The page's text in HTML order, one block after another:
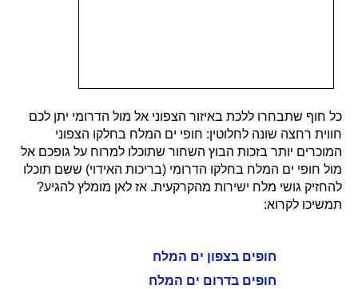
כל חוף שתבחרו ללכת באיזור הצפוני אל מול הדרומי יתן לכם
חווית רחצה שונה לחלוטין: חופי ים המלח בחלקו הצפוני
המוכרים יותר בזכות הבוץ השחור שתוכלו למרוח על גופכם אל
מול חופי ים המלח בחלקו הדרומי (בריכות האידוי) ששם תוכלו
להחזיק גושי מלח ישירות מהקרקעית. אז לאן מומלץ להגיע?
תמשיכו לקרוא:
חופים בצפון ים המלח
חופים בדרום ים המלח